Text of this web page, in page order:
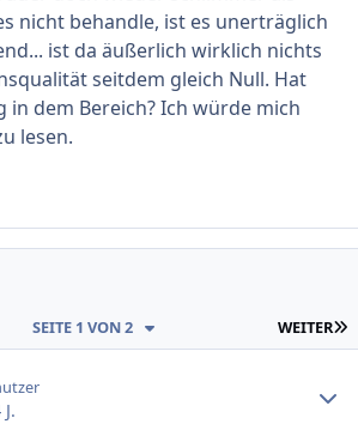
nicht behandle, ist es unerträglich
ist da äußerlich wirklich nichts
seitdem gleich Null. Hat
in dem Bereich? Ich würde mich
lesen.
WEITER
SEITE 1 VON 2